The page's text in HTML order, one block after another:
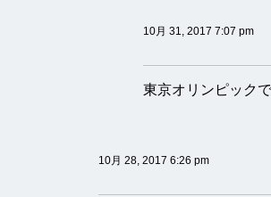
10月 31, 2017 7:07 pm
東京オリンピックで
10月 28, 2017 6:26 pm